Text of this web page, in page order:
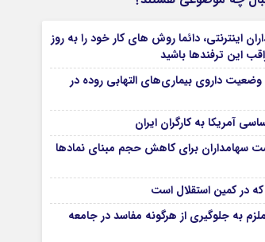
اینترنتی، دائما روش های کار خود را به روز
این ترفندها باشید
داروی بیماری‌های التهابی روده در
آمریکا به کارگران ایران
سهامداران برای کاهش حجم مبنای نمادها
در کمین استقلال است
به جلوگیری از ‌هرگونه مفاسد در جامعه